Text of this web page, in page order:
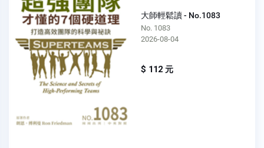
大師輕鬆讀 - No.1083
No. 1083
2026-08-04
$ 112 元